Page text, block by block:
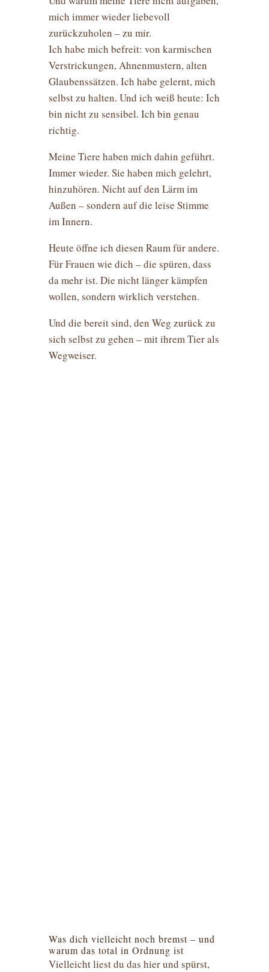
mich immer wieder liebevoll
zurückzuholen – zu mir.
Ich habe mich befreit: von karmischen
Verstrickungen, Ahnenmustern, alten
Glaubenssätzen. Ich habe gelernt, mich
selbst zu halten. Und ich weiß heute: Ich
bin nicht zu sensibel. Ich bin genau
richtig.
Meine Tiere haben mich dahin geführt.
Immer wieder. Sie haben mich gelehrt,
hinzuhören. Nicht auf den Lärm im
Außen – sondern auf die leise Stimme
im Innern.
Heute öffne ich diesen Raum für andere.
Für Frauen wie dich – die spüren, dass
da mehr ist. Die nicht länger kämpfen
wollen, sondern wirklich verstehen.
Und die bereit sind, den Weg zurück zu
sich selbst zu gehen – mit ihrem Tier als
Wegweiser.
Was dich vielleicht noch bremst – und
warum das total in Ordnung ist
Vielleicht liest du das hier und spürst,